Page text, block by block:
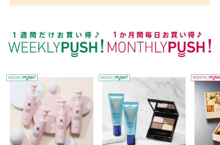
WEEKLY PUSH